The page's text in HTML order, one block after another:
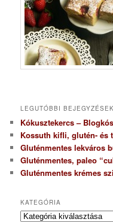
LEGUTÓBBI BEJEGYZÉSEK
Kókusztekercs –
Kossuth kifli, glutén- és
Gluténmentes lekváros
Gluténmentes, paleo
Gluténmentes krémes
KATEGÓRIA
K